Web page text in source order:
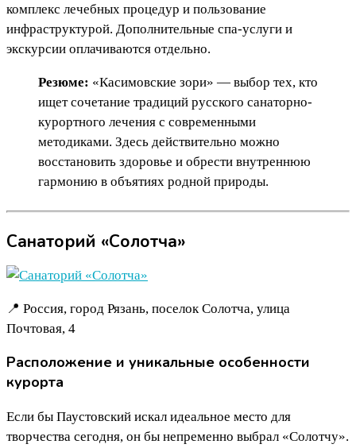
комплекс лечебных процедур и пользование
инфраструктурой. Дополнительные спа-услуги и
экскурсии оплачиваются отдельно.
Резюме: «Касимовские зори» — выбор тех, кто
ищет сочетание традиций русского санаторно-
курортного лечения с современными
методиками. Здесь действительно можно
восстановить здоровье и обрести внутреннюю
гармонию в объятиях родной природы.
Санаторий «Солотча»
📍 Россия, город Рязань, поселок Солотча, улица
Почтовая, 4
Расположение и уникальные особенности
курорта
Если бы Паустовский искал идеальное место для
творчества сегодня, он бы непременно выбрал «Солотчу».